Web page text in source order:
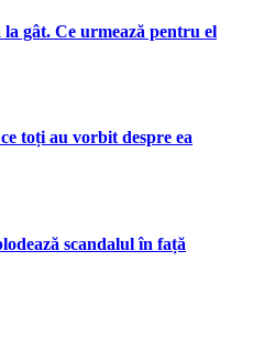
gât. Ce urmează pentru el
toți au vorbit despre ea
scandalul în față